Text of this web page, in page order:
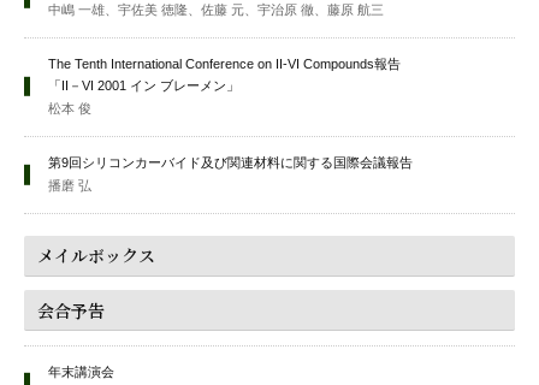
中嶋 一雄、宇佐美 徳隆、佐藤 元、宇治原 徹、藤原 航三
The Tenth International Conference on II-VI Compounds報告
「II－VI 2001 イン ブレーメン」
松本 俊
第9回シリコンカーバイド及び関連材料に関する国際会議報告
播磨 弘
メイルボックス
会合予告
年末講演会